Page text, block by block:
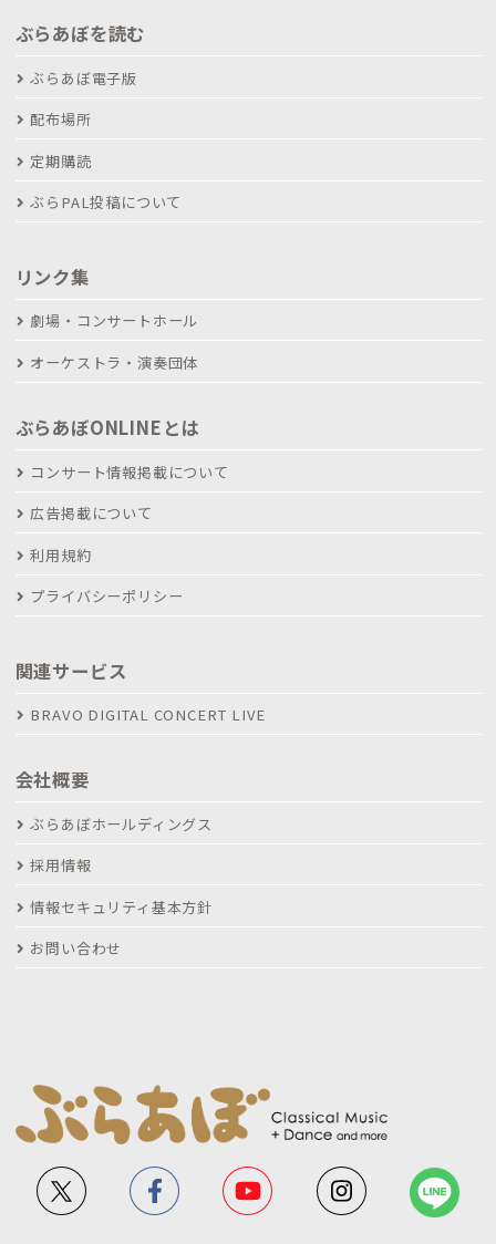
ぶらあぼを読む
ぶらあぼ電子版
配布場所
定期購読
ぶらPAL投稿について
リンク集
劇場・コンサートホール
オーケストラ・演奏団体
ぶらあぼONLINEとは
コンサート情報掲載について
広告掲載について
利用規約
プライバシーポリシー
関連サービス
BRAVO DIGITAL CONCERT LIVE
会社概要
ぶらあぼホールディングス
採用情報
情報セキュリティ基本方針
お問い合わせ